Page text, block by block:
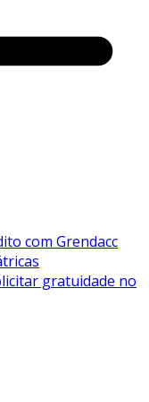
com Grendacc
gratuidade no